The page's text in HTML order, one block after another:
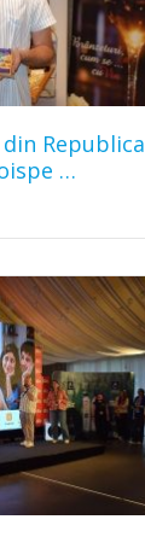
Republica
…